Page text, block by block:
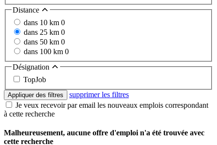
Distance
dans 10 km 0
dans 25 km 0
dans 50 km 0
dans 100 km 0
Désignation
TopJob
Appliquer des filtres
supprimer les filtres
Je veux recevoir par email les nouveaux emplois correspondant
à cette recherche
Malheureusement, aucune offre d'emploi n'a été trouvée avec
cette recherche